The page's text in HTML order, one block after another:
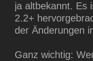
ja altbekannt. Es
2.2+
der Änderungen
Ganz wichtig: